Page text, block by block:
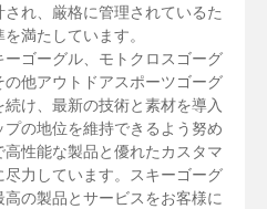
れ、厳格に管理されているた
満たしています。
ゴーグル、モトクロスゴーグ
他アウトドアスポーツゴーグ
け、最新の技術と素材を導入
の地位を維持できるよう努め
性能な製品と優れたカスタマ
力しています。スキーゴーグ
の製品とサービスをお客様に